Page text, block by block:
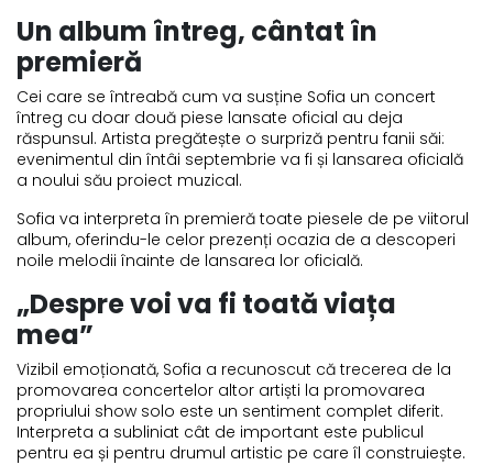
Un album întreg, cântat în
premieră
Cei care se întreabă cum va susține Sofia un concert
întreg cu doar două piese lansate oficial au deja
răspunsul. Artista pregătește o surpriză pentru fanii săi:
evenimentul din întâi septembrie va fi și lansarea oficială
a noului său proiect muzical.
Sofia va interpreta în premieră toate piesele de pe viitorul
album, oferindu-le celor prezenți ocazia de a descoperi
noile melodii înainte de lansarea lor oficială.
„Despre voi va fi toată viața
mea”
Vizibil emoționată, Sofia a recunoscut că trecerea de la
promovarea concertelor altor artiști la promovarea
propriului show solo este un sentiment complet diferit.
Interpreta a subliniat cât de important este publicul
pentru ea și pentru drumul artistic pe care îl construiește.